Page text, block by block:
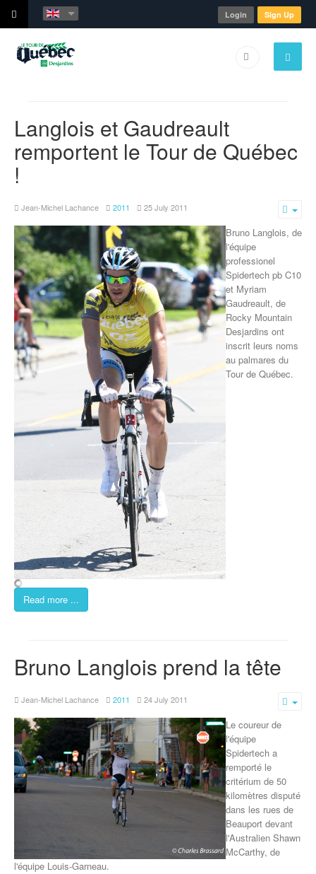
Login Sign Up
Langlois et Gaudreault
remportent le Tour de Québec
!
Jean-Michel Lachance 2011 25 July 2011
Bruno Langlois, de
l'équipe
professionel
Spidertech pb C10
et Myriam
Gaudreault, de
Rocky Mountain
Desjardins ont
inscrit leurs noms
au palmares du
Tour de Québec.
Read more ...
Bruno Langlois prend la tête
Jean-Michel Lachance 2011 24 July 2011
Le coureur de
l'équipe
Spidertech a
remporté le
critérium de 50
kilomètres disputé
dans les rues de
Beauport devant
l'Australien Shawn
McCarthy, de
l'équipe Louis-Garneau.